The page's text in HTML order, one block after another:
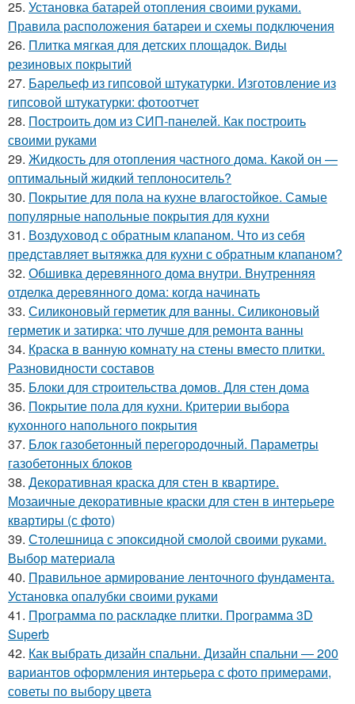
25. Установка батарей отопления своими руками.
Правила расположения батареи и схемы подключения
26. Плитка мягкая для детских площадок. Виды
резиновых покрытий
27. Барельеф из гипсовой штукатурки. Изготовление из
гипсовой штукатурки: фотоотчет
28. Построить дом из СИП-панелей. Как построить
своими руками
29. Жидкость для отопления частного дома. Какой он —
оптимальный жидкий теплоноситель?
30. Покрытие для пола на кухне влагостойкое. Самые
популярные напольные покрытия для кухни
31. Воздуховод с обратным клапаном. Что из себя
представляет вытяжка для кухни с обратным клапаном?
32. Обшивка деревянного дома внутри. Внутренняя
отделка деревянного дома: когда начинать
33. Силиконовый герметик для ванны. Силиконовый
герметик и затирка: что лучше для ремонта ванны
34. Краска в ванную комнату на стены вместо плитки.
Разновидности составов
35. Блоки для строительства домов. Для стен дома
36. Покрытие пола для кухни. Критерии выбора
кухонного напольного покрытия
37. Блок газобетонный перегородочный. Параметры
газобетонных блоков
38. Декоративная краска для стен в квартире.
Мозаичные декоративные краски для стен в интерьере
квартиры (с фото)
39. Столешница с эпоксидной смолой своими руками.
Выбор материала
40. Правильное армирование ленточного фундамента.
Установка опалубки своими руками
41. Программа по раскладке плитки. Программа 3D
Superb
42. Как выбрать дизайн спальни. Дизайн спальни — 200
вариантов оформления интерьера с фото примерами,
советы по выбору цвета